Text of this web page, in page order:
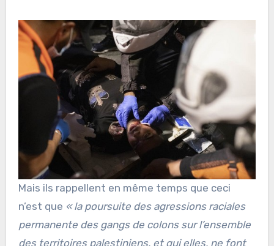
Mais ils rappellent en même temps que ceci
n’est que « la poursuite des agressions raciales
permanente des gangs de colons sur l’ensemble
des territoires palestiniens, et qui elles, ne font